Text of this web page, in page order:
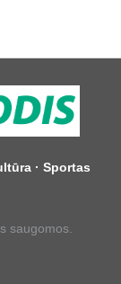
· Sportas
saugomos.